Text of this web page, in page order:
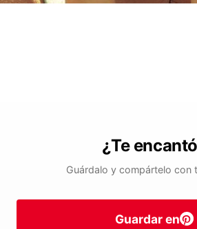
¿Te
Guárdalo y compártelo con
Guardar en